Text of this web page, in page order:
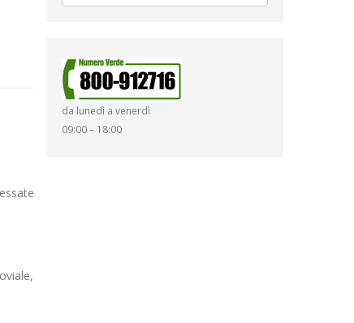
da lunedì a venerdì
09:00 – 18:00